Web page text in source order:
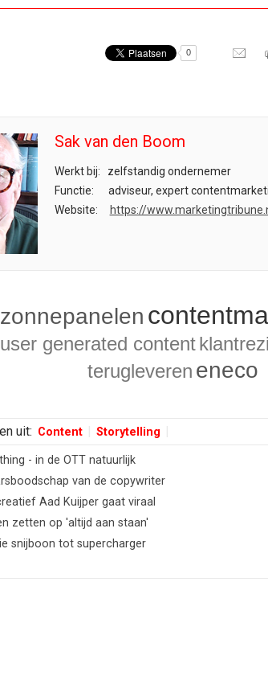
0
Sak van den Boom
Werkt bij:
zelfstandig ondernemer
Functie:
adviseur, expert
Website:
https://
zonnepanelen
user generated content
terugleveren eneco
uit: Content Storytelling
- in de OTT natuurlijk
van de copywriter
Aad Kuijper gaat viraal
zetten op 'altijd aan staan'
snijboon tot supercharger